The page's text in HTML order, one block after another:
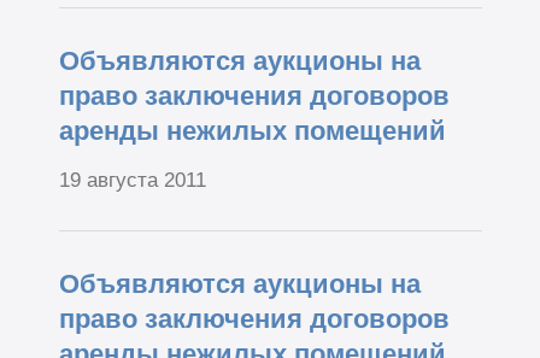
Объявляются аукционы на
право заключения договоров
аренды нежилых помещений
19 августа 2011
Объявляются аукционы на
право заключения договоров